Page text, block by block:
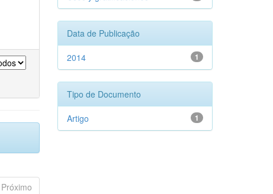
Próximo
Data de Publicação
1
2014
Tipo de Documento
1
Artigo